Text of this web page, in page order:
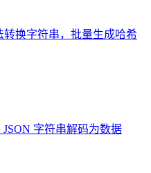
转换字符串，批量生成哈希
字符串解码为数据